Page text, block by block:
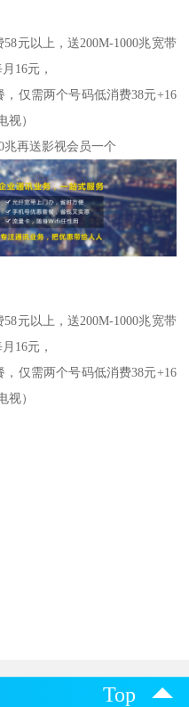
元以上，送200M-1000兆宽带
16元，
仅需两个号码低消费38元+16
视）
兆再送影视会员一个
元以上，送200M-1000兆宽带
16元，
仅需两个号码低消费38元+16
视）
Top